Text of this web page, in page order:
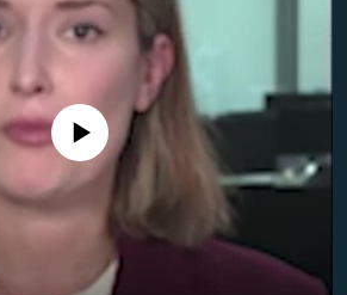
source currently available